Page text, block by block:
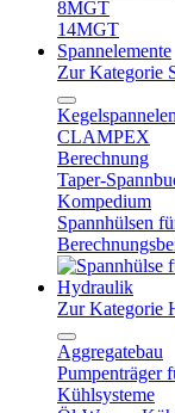
8MGT
14MGT
Spannelemente
Zur Kategorie
CLAMPEX
Berechnung
Taper-
Kompedium
Spannhülsen
Hydraulik
Zur Kategorie
Aggregatebau
Pumpenträger
Kühlsysteme